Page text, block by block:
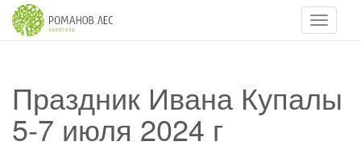
Праздник Ивана Купалы
5-7 июля 2024 г